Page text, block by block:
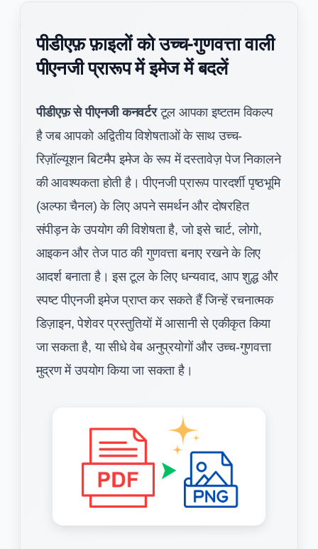
पीडीएफ़ फ़ाइलों को उच्च-गुणवत्ता वाली
पीएनजी प्रारूप में इमेज में बदलें
पीडीएफ़ से पीएनजी कनवर्टरटूल आपका इष्टतम विकल्प
है जब आपको अद्वितीय विशेषताओं के साथ उच्च-
रिज़ॉल्यूशन बिटमैप इमेज के रूप में दस्तावेज़ पेज निकालने
की आवश्यकता होती है। पीएनजी प्रारूप पारदर्शी पृष्ठभूमि
(अल्फा चैनल) के लिए अपने समर्थन और दोषरहित
संपीड़न के उपयोग की विशेषता है, जो इसे चार्ट, लोगो,
आइकन और तेज पाठ की गुणवत्ता बनाए रखने के लिए
आदर्श बनाता है। इस टूल के लिए धन्यवाद, आप शुद्ध और
स्पष्ट पीएनजी इमेज प्राप्त कर सकते हैं जिन्हें रचनात्मक
डिज़ाइन, पेशेवर प्रस्तुतियों में आसानी से एकीकृत किया
जा सकता है, या सीधे वेब अनुप्रयोगों और उच्च-गुणवत्ता
मुद्रण में उपयोग किया जा सकता है।